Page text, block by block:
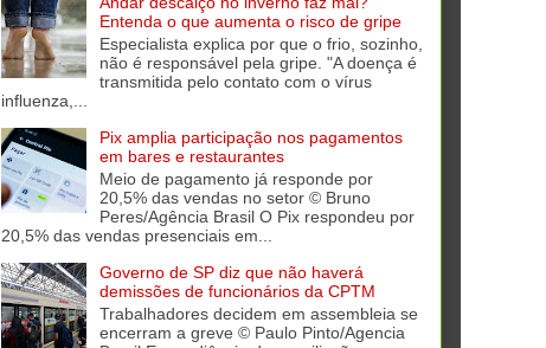
Entenda o que aumenta o risco de gripe
Especialista explica por que o frio, sozinho,
não é responsável pela gripe. "A doença é
transmitida pelo contato com o vírus
influenza,...
Pix amplia participação nos pagamentos
em bares e restaurantes
Meio de pagamento já responde por
20,5% das vendas no setor © Bruno
Peres/Agência Brasil O Pix respondeu por
20,5% das vendas presenciais em...
Governo de SP diz que não haverá
demissões de funcionários da CPTM
Trabalhadores decidem em assembleia se
encerram a greve © Paulo Pinto/Agencia